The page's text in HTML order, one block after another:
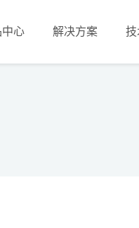
中心 解决方案 技